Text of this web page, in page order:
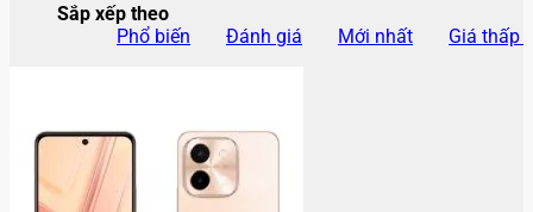
Sắp xếp theo
Phổ biến
Đánh giá Mới nhất Giá thấp